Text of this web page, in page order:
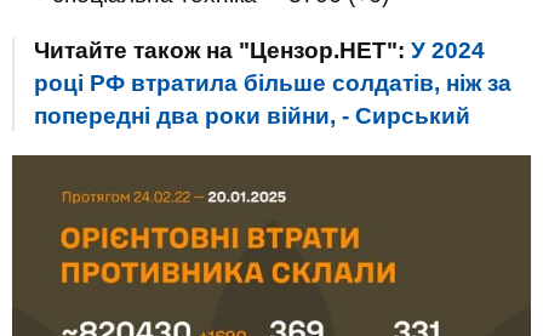
Читайте також на "Цензор.НЕТ": У 2024
році РФ втратила більше солдатів, ніж за
попередні два роки війни, - Сирський